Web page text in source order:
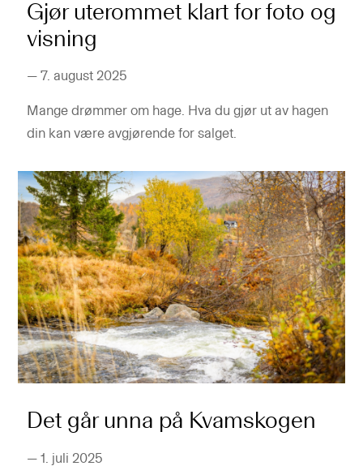
Gjør uterommet klart for foto og
visning
— 7. august 2025
Mange drømmer om hage. Hva du gjør ut av hagen
din kan være avgjørende for salget.
Det går unna på Kvamskogen
— 1. juli 2025